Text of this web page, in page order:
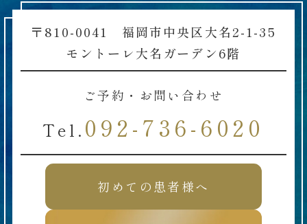
〒810-0041 福岡市中央区大名2-1-35
モントーレ大名ガーデン6階
ご予約・お問い合わせ
Tel. 092-736-6020
初めての患者様へ